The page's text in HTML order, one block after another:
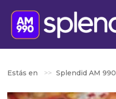
Estás en Splendid AM 990